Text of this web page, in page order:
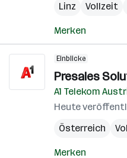
Linz
Vollzeit
Merken
Einblicke
Presales
A1 Telekom
Heute
Österreich
Merken